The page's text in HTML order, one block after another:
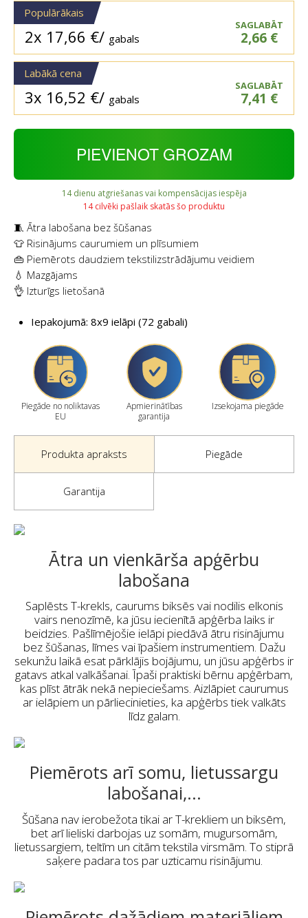
Populārākais
2x 17,66 €/ gabals
SAGLABĀT
2,66 €
Labākā cena
3x 16,52 €/ gabals
SAGLABĀT
7,41 €
PIEVIENOT GROZAM
14 dienu atgriešanas vai kompensācijas iespēja
14 cilvēki pašlaik skatās šo produktu
🧵 Ātra labošana bez šūšanas
👕 Risinājums caurumiem un plīsumiem
👜 Piemērots daudziem tekstilizstrādājumu veidiem
💧 Mazgājams
👌 Izturīgs lietošanā
Iepakojumā: 8x9 ielāpi (72 gabali)
Piegāde no noliktavas
EU
Apmierinātības
garantija
Izsekojama piegāde
Produkta apraksts Piegāde
Garantija
Ātra un vienkārša apģērbu
labošana
Saplēsts T-krekls, caurums biksēs vai nodilis elkonis
vairs nenozīmē, ka jūsu iecienītā apģērba laiks ir
beidzies. Pašlīmējošie ielāpi piedāvā ātru risinājumu
bez šūšanas, līmes vai īpašiem instrumentiem. Dažu
sekunžu laikā esat pārklājis bojājumu, un jūsu apģērbs ir
gatavs atkal valkāšanai. Īpaši praktiski bērnu apģērbam,
kas plīst ātrāk nekā nepieciešams. Aizlāpiet caurumus
ar ielāpiem un pārliecinieties, ka apģērbs tiek valkāts
līdz galam.
Piemērots arī somu, lietussargu
labošanai,...
Šūšana nav ierobežota tikai ar T-krekliem un biksēm,
bet arī lieliski darbojas uz somām, mugursomām,
lietussargiem, teltīm un citām tekstila virsmām. To stiprā
saķere padara tos par uzticamu risinājumu.